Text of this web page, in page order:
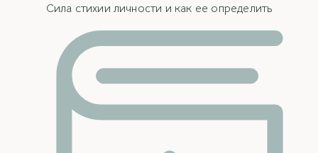
Сила стихии личности и как ее определить